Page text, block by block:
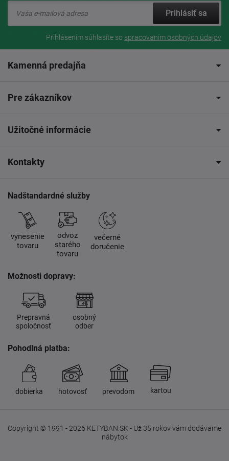
Prihlásiť sa
Prihlásením súhlasíte so spracovaním osobných údajov
Kamenná predajňa
Pre zákazníkov
Užitočné informácie
Kontakty
Nadštandardné služby
vynesenie
tovaru
odvoz
starého
tovaru
večerné
doručenie
Možnosti dopravy:
Prepravná
spoločnosť
osobný
odber
Pohodlná platba:
dobierka hotovosť prevodom kartou
Copyright © 1991 - 2026 KETYBAN.SK - Už 35 rokov vám dodávame
nábytok